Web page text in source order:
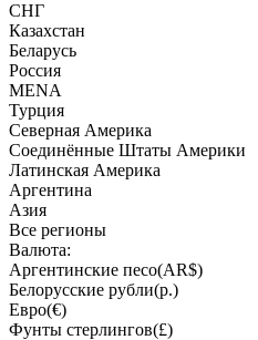
СНГ
Казахстан
Беларусь
Россия
MENA
Турция
Северная Америка
Соединённые Штаты Америки
Латинская Америка
Аргентина
Азия
Все регионы
Валюта:
Аргентинские песо(AR$)
Белорусские рубли(р.)
Евро(€)
Фунты стерлингов(£)